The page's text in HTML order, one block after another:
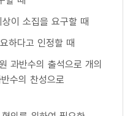
이 소집을 요구할 때
하다고 인정할 때
과반수의 출석으로 개의
수의 찬성으로